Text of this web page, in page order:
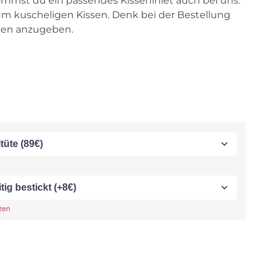
kuscheligen Kissen. Denk bei der Bestellung
anzugeben.